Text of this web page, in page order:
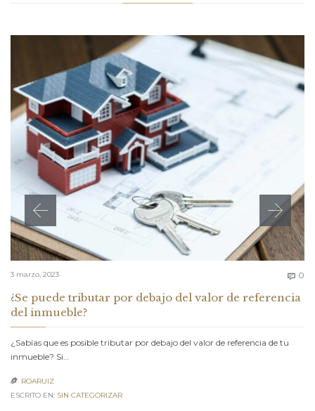
3 marzo, 2023  0
¿Se puede tributar por debajo del valor de referencia
del inmueble?
¿Sabías que es posible tributar por debajo del valor de referencia de tu
inmueble? Si…
 ROARUIZ
ESCRITO EN: SIN CATEGORIZAR